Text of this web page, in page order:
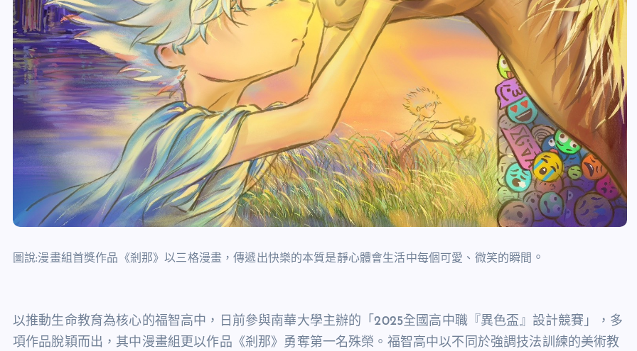
圖說:漫畫組首獎作品《剎那》以三格漫畫，傳遞出快樂的本質是靜心體會生活中每個可愛、微笑的瞬間 。
以推動生命教育為核心的福智高中，日前參與南華大學主辦的「2025全國高中職『異色盃』設計競賽」，多
項作品脫穎而出，其中漫畫組更以作品《剎那》勇奪第一名殊榮。福智高中以不同於強調技法訓練的美術教